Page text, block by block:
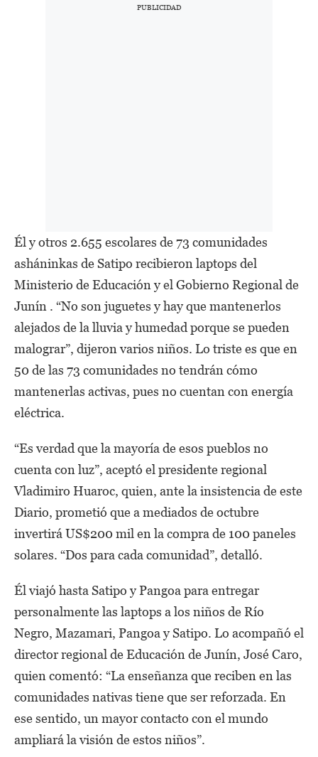
Él y otros 2.655 escolares de 73 comunidades
asháninkas de Satipo recibieron laptops del
Ministerio de Educación y el Gobierno Regional de
Junín . “No son juguetes y hay que mantenerlos
alejados de la lluvia y humedad porque se pueden
malograr”, dijeron varios niños. Lo triste es que en
50 de las 73 comunidades no tendrán cómo
mantenerlas activas, pues no cuentan con energía
eléctrica.
“Es verdad que la mayoría de esos pueblos no
cuenta con luz”, aceptó el presidente regional
Vladimiro Huaroc, quien, ante la insistencia de este
Diario, prometió que a mediados de octubre
invertirá US$200 mil en la compra de 100 paneles
solares. “Dos para cada comunidad”, detalló.
Él viajó hasta Satipo y Pangoa para entregar
personalmente las laptops a los niños de Río
Negro, Mazamari, Pangoa y Satipo. Lo acompañó el
director regional de Educación de Junín, José Caro,
quien comentó: “La enseñanza que reciben en las
comunidades nativas tiene que ser reforzada. En
ese sentido, un mayor contacto con el mundo
ampliará la visión de estos niños”.